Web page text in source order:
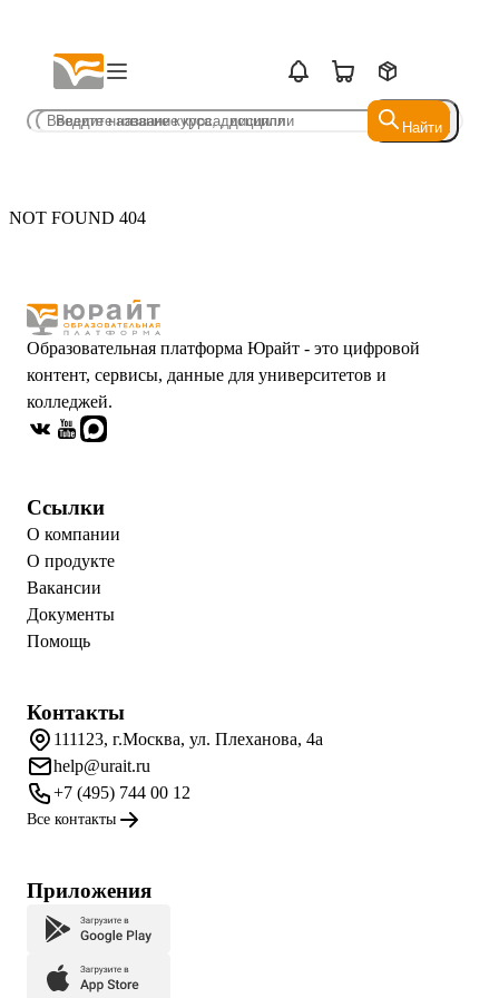
Найти
Найти
NOT FOUND 404
Образовательная платформа Юрайт - это цифровой
контент, сервисы, данные для университетов и
колледжей.
Ссылки
О компании
О продукте
Вакансии
Документы
Помощь
Контакты
111123, г.Москва, ул. Плеханова, 4а
help@urait.ru
+7 (495) 744 00 12
Все контакты
Приложения